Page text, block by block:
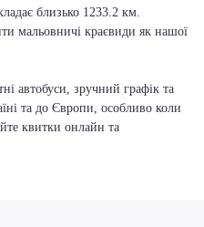
близько 1233.2 км.
мальовничі краєвиди як нашої
автобуси, зручний графік та
та до Європи, особливо коли
квитки онлайн та